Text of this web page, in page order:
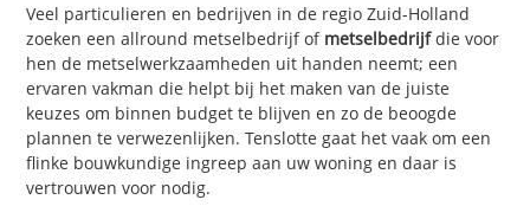
Veel particulieren en bedrijven in de regio Zuid-Holland
zoeken een allround metselbedrijf of metselbedrijfdie voor
hen de metselwerkzaamheden uit handen neemt; een
ervaren vakman die helpt bij het maken van de juiste
keuzes om binnen budget te blijven en zo de beoogde
plannen te verwezenlijken. Tenslotte gaat het vaak om een
flinke bouwkundige ingreep aan uw woning en daar is
vertrouwen voor nodig.